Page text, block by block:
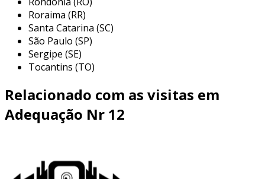
Roraima (RR)
Santa Catarina (SC)
São Paulo (SP)
Sergipe (SE)
Tocantins (TO)
Relacionado com as visitas em
Adequação Nr 12